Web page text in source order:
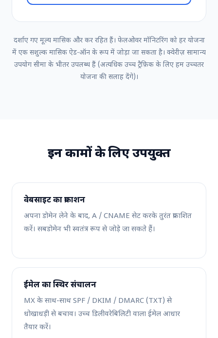
दर्शाए गए मूल्य मासिक और कर रहित हैं। फेलओवर मॉनिटरिंग को हर योजना
में एक सशुल्क मासिक ऐड-ऑन के रूप में जोड़ा जा सकता है। क्वेरीज़ सामान्य
उपयोग सीमा के भीतर उपलब्ध हैं (अत्यधिक उच्च ट्रैफ़िक के लिए हम उच्चतर
योजना की सलाह देंगे)।
इन कामों के लिए उपयुक्त
वेबसाइट का प्रकाशन
अपना डोमेन लेने के बाद, A / CNAME सेट करके तुरंत प्रकाशित
करें। सबडोमेन भी स्वतंत्र रूप से जोड़े जा सकते हैं।
ईमेल का स्थिर संचालन
MX के साथ-साथ SPF / DKIM / DMARC (TXT) से
धोखाधड़ी से बचाव। उच्च डिलीवरेबिलिटी वाला ईमेल आधार
तैयार करें।